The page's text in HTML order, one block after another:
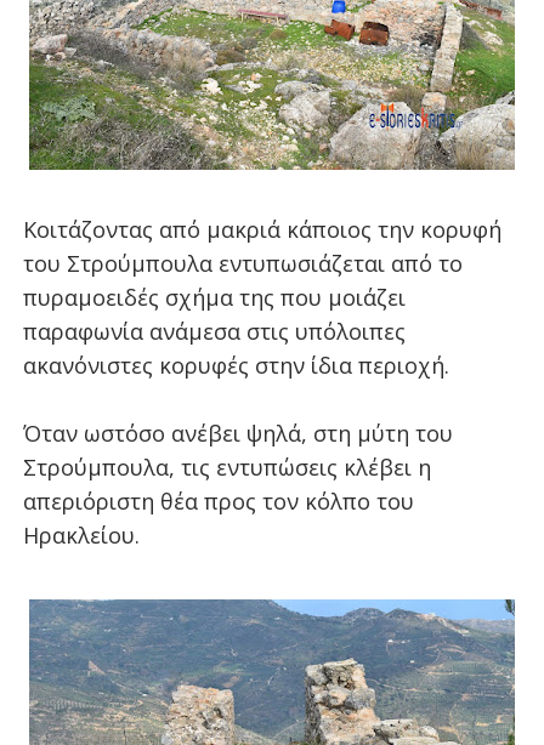
Κοιτάζοντας από μακριά κάποιος την κορυφή
του Στρούμπουλα εντυπωσιάζεται από το
πυραμοειδές σχήμα της που μοιάζει
παραφωνία ανάμεσα στις υπόλοιπες
ακανόνιστες κορυφές στην ίδια περιοχή.
Όταν ωστόσο ανέβει ψηλά, στη μύτη του
Στρούμπουλα, τις εντυπώσεις κλέβει η
απεριόριστη θέα προς τον κόλπο του
Ηρακλείου.